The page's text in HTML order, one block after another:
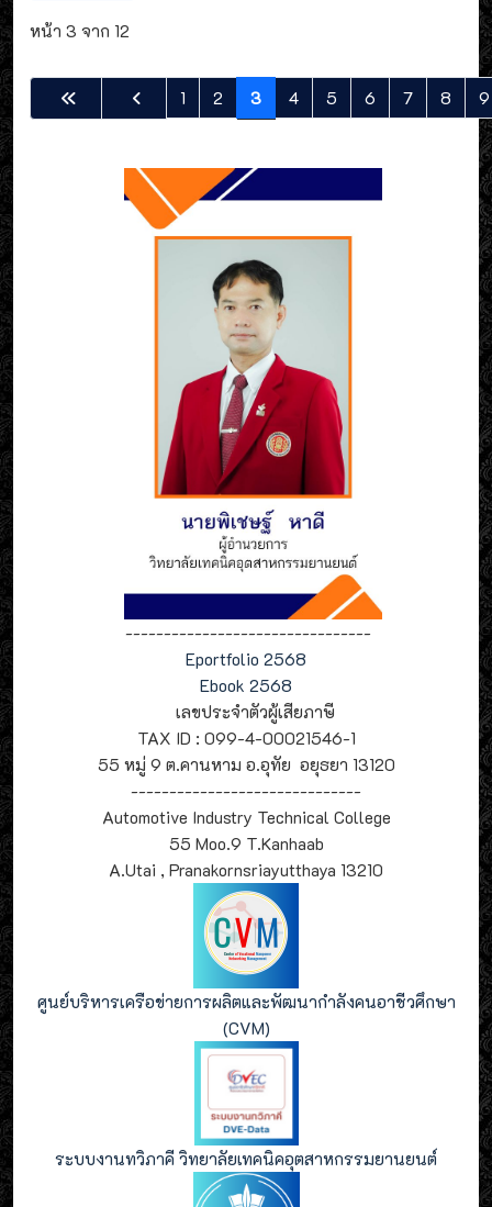
หน้า 3 จาก 12
1 2 3 4 5 6 7 8 9
--------------------------------
Eportfolio 2568
Ebook 2568
เลขประจำตัวผู้เสียภาษี
TAX ID : 099-4-00021546-1
55 หมู่ 9 ต.คานหาม อ.อุทัย อยุธยา 13120
------------------------------
Automotive Industry Technical College
55 Moo.9 T.Kanhaab
A.Utai , Pranakornsriayutthaya 13210
ศูนย์บริหารเครือข่ายการผลิตและพัฒนากำลังคนอาชีวศึกษา
(CVM)
ระบบงานทวิภาคี วิทยาลัยเทคนิคอุตสาหกรรมยานยนต์